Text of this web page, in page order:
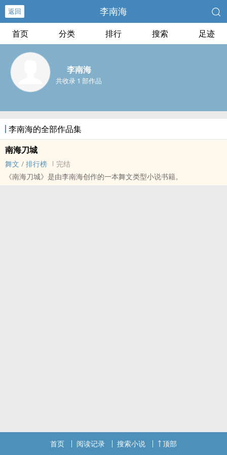
返回 李南海
首页 分类 排行 搜索 足迹
李南海
共收录 1 部作品
李南海的全部作品集
南海刀城
舞文 / 排行榜
完结
《南海刀城》是由李南海创作的一本舞文类型小说书籍。
首页 阅读记录 搜索小说 顶部